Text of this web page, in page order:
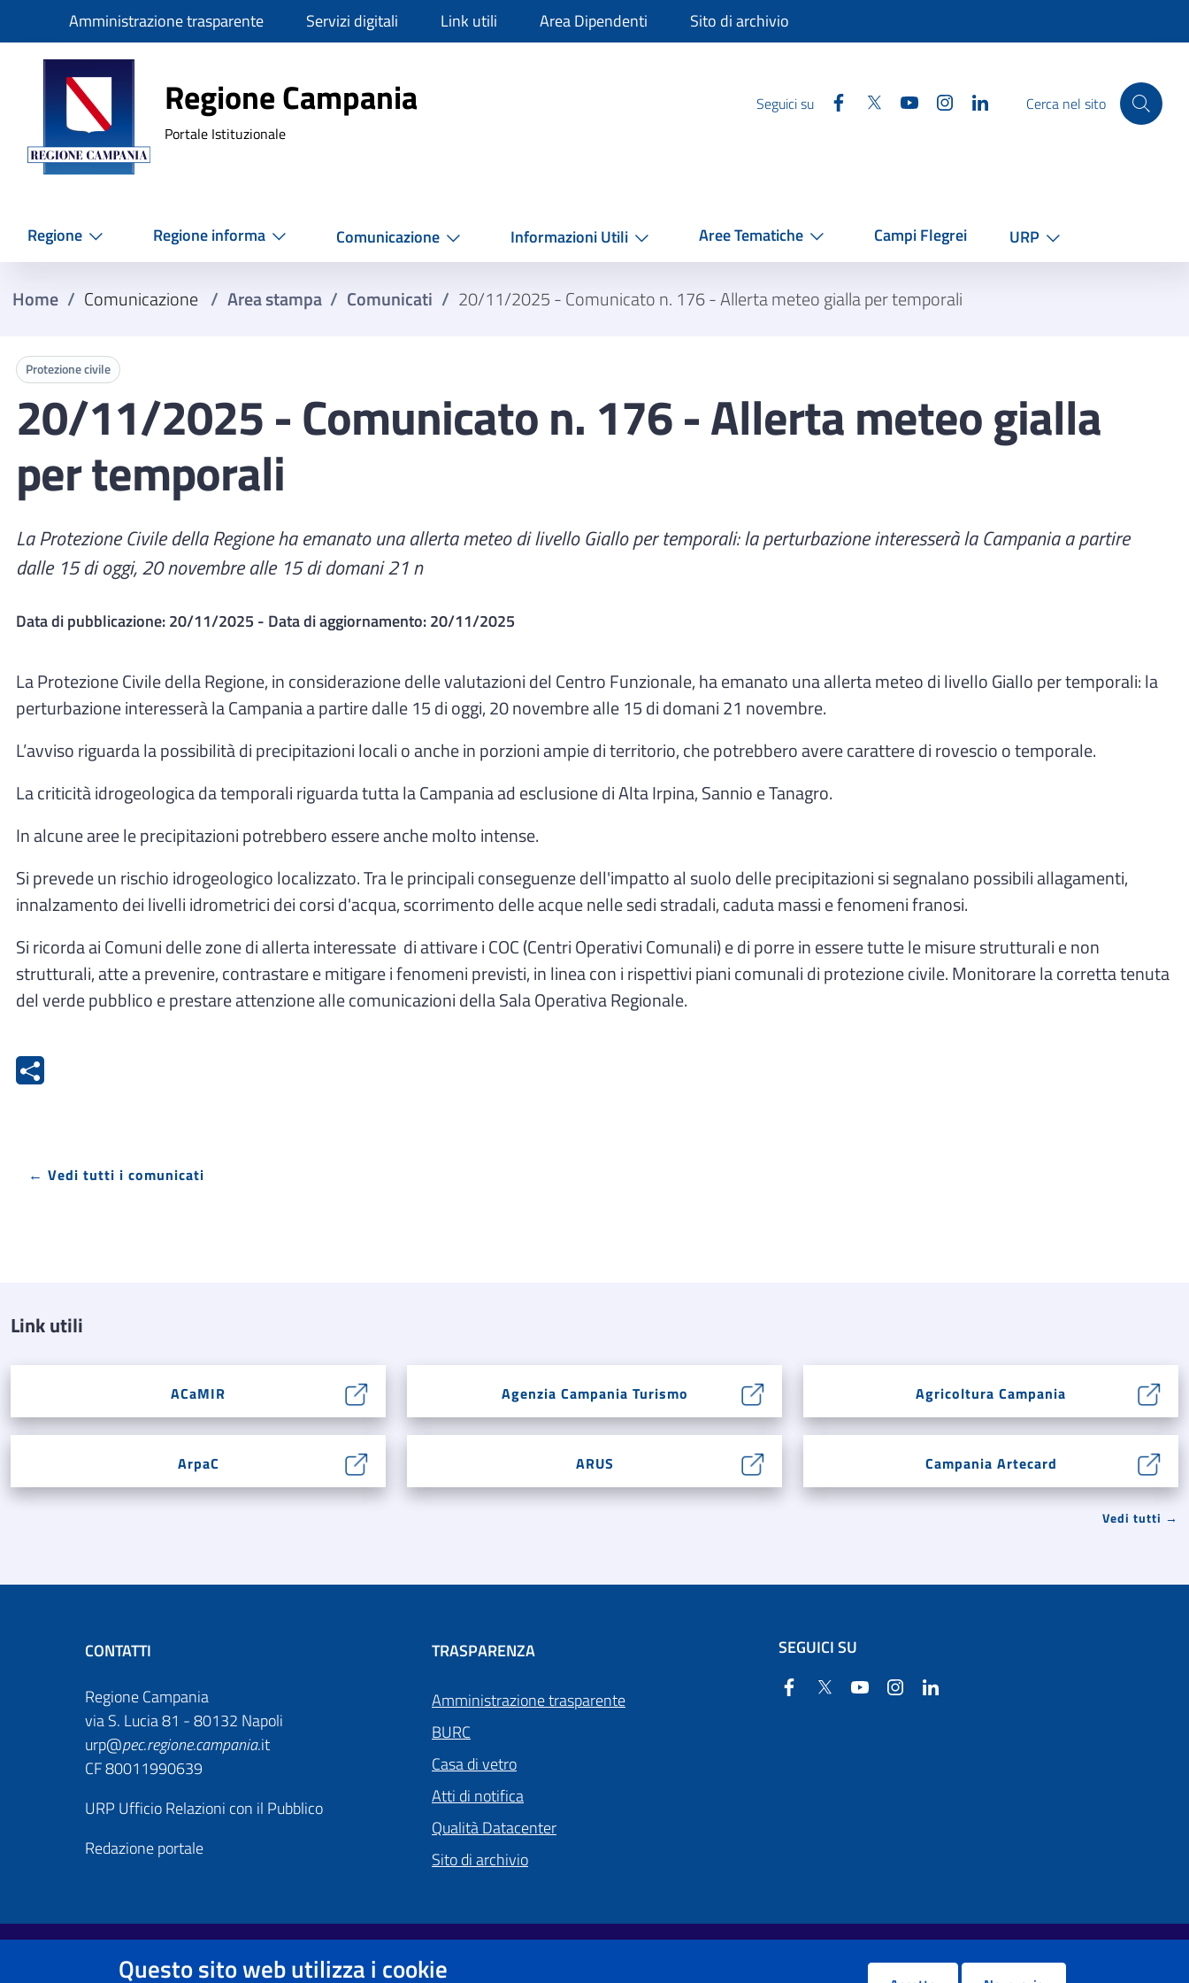
SlimAmministrazione trasparente Servizi digitali Link utili Area Dipendenti Sito di archivio
Regione Campania
Regione Campania
Portale Istituzionale
Seguici su Facebook
Twitter YouTube InstagramLinkedinCerca nel sito
Regione Regione informa Comunicazione Informazioni Utili Aree Tematiche Campi Flegrei URP
Home / Comunicazione / Area stampa / Comunicati / 20/11/2025 - Comunicato n. 176 - Allerta meteo gialla per temporali
Protezione civile
20/11/2025 - Comunicato n. 176 - Allerta meteo gialla
per temporali
La Protezione Civile della Regione ha emanato una allerta meteo di livello Giallo per temporali: la perturbazione interesserà la Campania a partire
dalle 15 di oggi, 20 novembre alle 15 di domani 21 n
Data di pubblicazione:20/11/2025 - Data di aggiornamento:20/11/2025
La Protezione Civile della Regione, in considerazione delle valutazioni del Centro Funzionale, ha emanato una allerta meteo di livello Giallo per temporali: la
perturbazione interesserà la Campania a partire dalle 15 di oggi, 20 novembre alle 15 di domani 21 novembre.
L’avviso riguarda la possibilità di precipitazioni locali o anche in porzioni ampie di territorio, che potrebbero avere carattere di rovescio o temporale.
La criticità idrogeologica da temporali riguarda tutta la Campania ad esclusione di Alta Irpina, Sannio e Tanagro.
In alcune aree le precipitazioni potrebbero essere anche molto intense.
Si prevede un rischio idrogeologico localizzato. Tra le principali conseguenze dell'impatto al suolo delle precipitazioni si segnalano possibili allagamenti,
innalzamento dei livelli idrometrici dei corsi d'acqua, scorrimento delle acque nelle sedi stradali, caduta massi e fenomeni franosi.
Si ricorda ai Comuni delle zone di allerta interessate di attivare i COC (Centri Operativi Comunali) e di porre in essere tutte le misure strutturali e non
strutturali, atte a prevenire, contrastare e mitigare i fenomeni previsti, in linea con i rispettivi piani comunali di protezione civile. Monitorare la corretta tenuta
del verde pubblico e prestare attenzione alle comunicazioni della Sala Operativa Regionale.
← Vedi tutti i comunicati
Link utili
ACaMIR Agenzia Campania Turismo Agricoltura Campania
ArpaC ARUS Campania Artecard
Vedi tutti →
CONTATTI
Regione Campania
via S. Lucia 81 - 80132 Napoli
urp@pec.regione.campania.it
CF 80011990639
URP Ufficio Relazioni con il Pubblico
Redazione portale
TRASPARENZA
Amministrazione trasparente
BURC
Casa di vetro
Atti di notifica
Qualità Datacenter
Sito di archivio
SEGUICI SU
Facebook
Twitter YouTube Instagram
Footer First
Useful links section
Informativa Privacy e Cookie Policy Obiettivi di accessibilità
Questo sito web utilizza i cookie